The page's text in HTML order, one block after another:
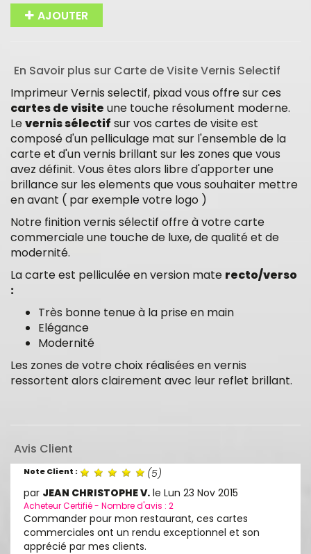
AJOUTER
En Savoir plus sur Carte de Visite Vernis Selectif
Imprimeur Vernis selectif, pixad vous offre sur ces
cartes de visite une touche résolument moderne.
Levernis sélectif sur vos cartes de visite est
composé d'un pelliculage mat sur l'ensemble de la
carte et d'un vernis brillant sur les zones que vous
avez définit. Vous êtes alors libre d'apporter une
brillance sur les elements que vous souhaiter mettre
en avant ( par exemple votre logo )
Notre finition vernis sélectif offre à votre carte
commerciale une touche de luxe, de qualité et de
modernité.
La carte est pelliculée en version mate recto/verso
:
Très bonne tenue à la prise en main
Elégance
Modernité
Les zones de votre choix réalisées en vernis
ressortent alors clairement avec leur reflet brillant.
Avis Client
Note Client : (5)
par JEAN CHRISTOPHE V. leLun 23 Nov 2015
Acheteur Certifié - Nombre d'avis : 2
Commander pour mon restaurant, ces cartes
commerciales ont un rendu exceptionnel et son
apprécié par mes clients.